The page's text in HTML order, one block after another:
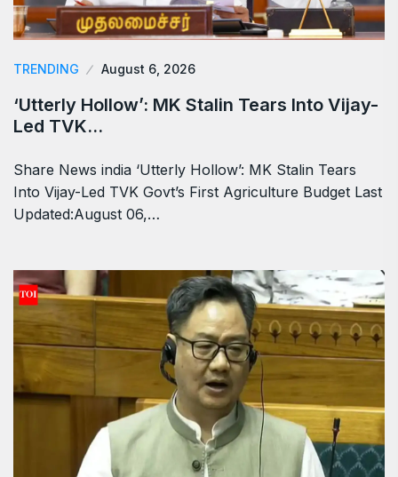
TRENDING August 6, 2026
‘Utterly Hollow’: MK Stalin Tears Into Vijay-
Led TVK…
Share News india ‘Utterly Hollow’: MK Stalin Tears
Into Vijay-Led TVK Govt’s First Agriculture Budget Last
Updated:August 06,…